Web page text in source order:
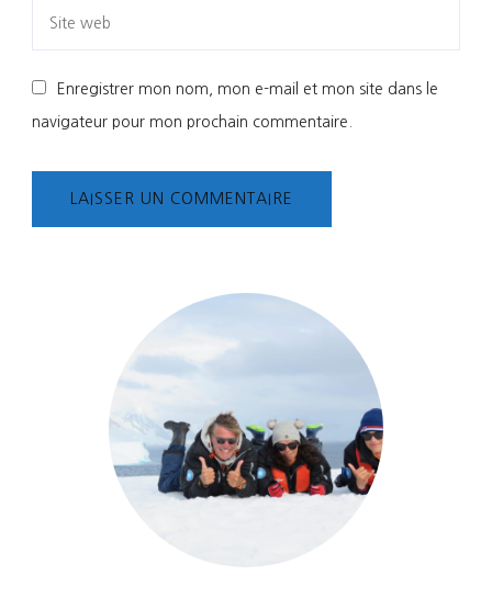
Enregistrer mon nom, mon e-mail et mon site dans le
navigateur pour mon prochain commentaire.